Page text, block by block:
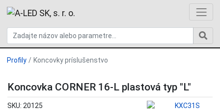
Profily Koncovky príslušenstvo
Koncovka CORNER 16-L plastová typ "L"
SKU: 20125